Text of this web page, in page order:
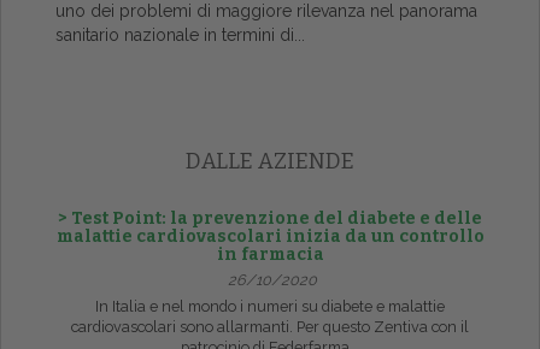
uno dei problemi di maggiore rilevanza nel panorama
sanitario nazionale in termini di...
DALLE AZIENDE
> Test Point: la prevenzione del diabete e delle
malattie cardiovascolari inizia da un controllo
in farmacia
26/10/2020
In Italia e nel mondo i numeri su diabete e malattie
cardiovascolari sono allarmanti. Per questo Zentiva con il